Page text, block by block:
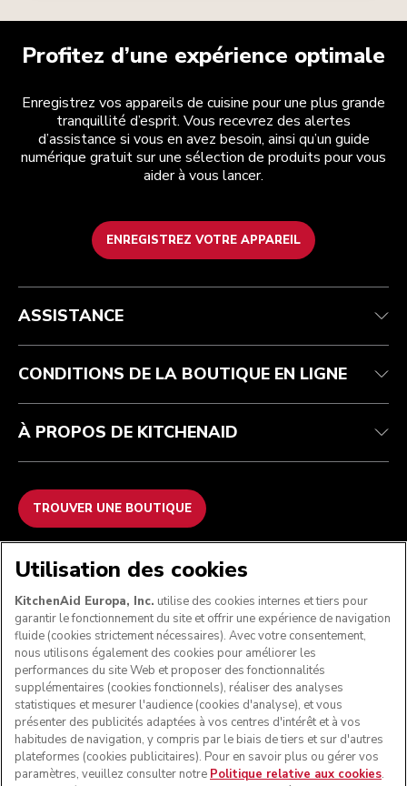
Profitez d’une expérience optimale
Enregistrez vos appareils de cuisine pour une plus grande
tranquillité d’esprit. Vous recevrez des alertes
d’assistance si vous en avez besoin, ainsi qu’un guide
numérique gratuit sur une sélection de produits pour vous
aider à vous lancer.
ENREGISTREZ VOTRE APPAREIL
Service après-vente
Garantie et documents
Contactez-nous
Conditions générales de vente
Retours et remboursements
Imprint
ODR
La marque
Trouver une boutique
ASSISTANCE
CONDITIONS DE LA BOUTIQUE EN LIGNE
À PROPOS DE KITCHENAID
TROUVER UNE BOUTIQUE
NOUS ACCEPTONS
SUIVEZ-NOUS
Utilisation des cookies
KitchenAid Europa, Inc. utilise des cookies internes et tiers pour
garantir le fonctionnement du site et offrir une expérience de navigation
fluide (cookies strictement nécessaires). Avec votre consentement,
nous utilisons également des cookies pour améliorer les
performances du site Web et proposer des fonctionnalités
supplémentaires (cookies fonctionnels), réaliser des analyses
statistiques et mesurer l'audience (cookies d'analyse), et vous
présenter des publicités adaptées à vos centres d'intérêt et à vos
habitudes de navigation, y compris par le biais de tiers et sur d'autres
plateformes (cookies publicitaires). Pour en savoir plus ou gérer vos
paramètres, veuillez consulter notre Politique relative aux cookies.